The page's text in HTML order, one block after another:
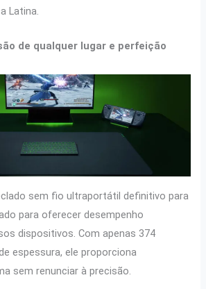
Latina.
de qualquer lugar e perfeição
sem fio ultraportátil definitivo para
para oferecer desempenho
dispositivos. Com apenas 374
espessura, ele proporciona
sem renunciar à precisão.